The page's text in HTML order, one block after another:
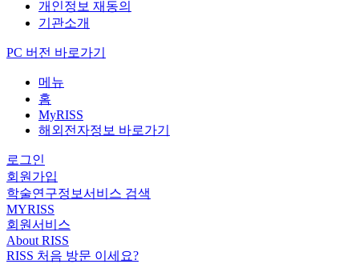
개인정보 재동의
기관소개
PC 버전 바로가기
메뉴
홈
MyRISS
해외전자정보 바로가기
로그인
회원가입
학술연구정보서비스 검색
MYRISS
회원서비스
About RISS
RISS 처음 방문 이세요?